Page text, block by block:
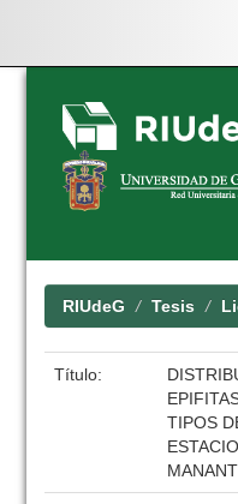
Skip
navigation
RIUdeG Tesis
Título:
TIPOS